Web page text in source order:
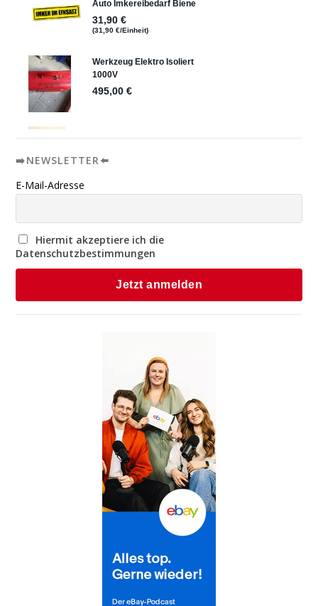
➡️NEWSLETTER⬅️
E-Mail-Adresse
Hiermit akzeptiere ich die
Datenschutzbestimmungen